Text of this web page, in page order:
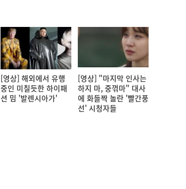
[영상] 해외에서 유행
중인 미칠듯한 하이패
션 밈 '발렌시아가'
[영상] "마지막 인사는
하지 마, 중꺾마" 대사
에 화들짝 놀란 '빨간풍
선' 시청자들